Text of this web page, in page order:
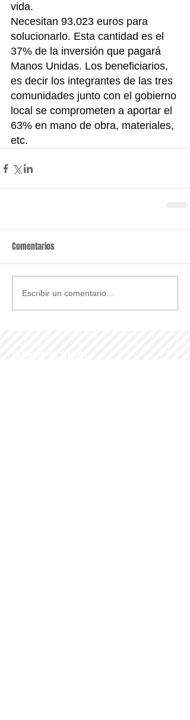
vida.
Necesitan 93.023 euros para
solucionarlo. Esta cantidad es el
37% de la inversión que pagará
Manos Unidas. Los beneficiarios,
es decir los integrantes de las tres
comunidades junto con el gobierno
local se comprometen a aportar el
63% en mano de obra, materiales,
etc.
Comentarios
Escribir un comentario...